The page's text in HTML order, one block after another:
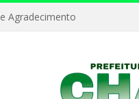
Agradecimento